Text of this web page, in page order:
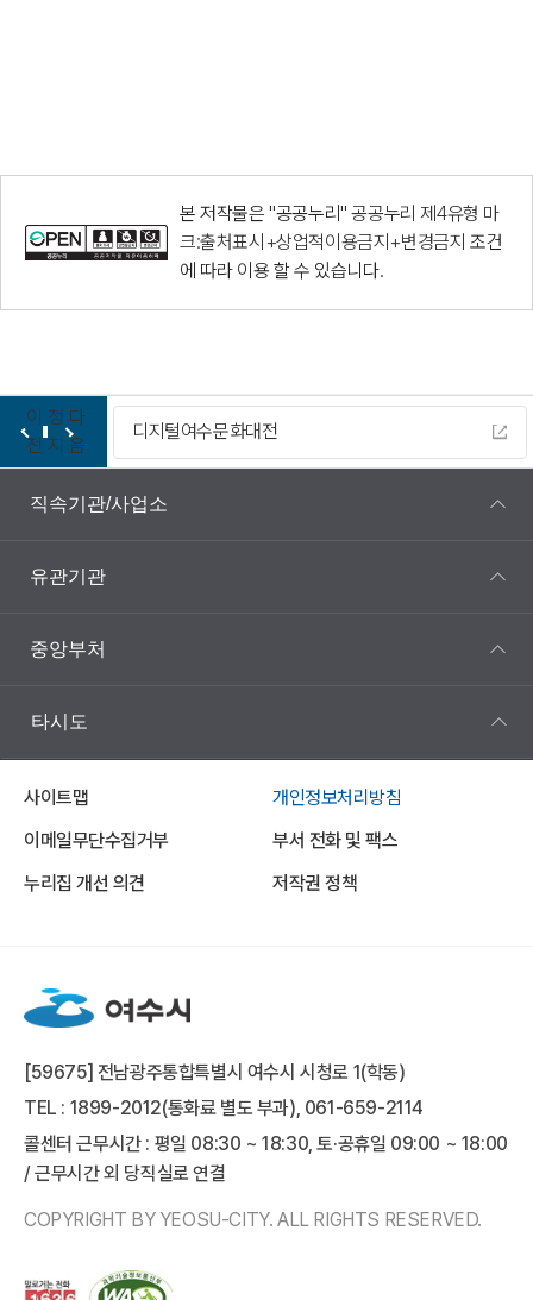
본 저작물은 "공공누리"공공누리 제4유형 마
크:출처표시+상업적이용금지+변경금지 조건
에 따라 이용 할 수 있습니다.
이
전
정
지
다
음
디지털여수문화대전
직속기관/사업소
유관기관
중앙부처
타시도
사이트맵
개인정보처리방침
이메일무단수집거부
부서 전화 및 팩스
누리집 개선 의견
저작권 정책
[59675] 전남광주통합특별시 여수시 시청로 1(학동)
TEL : 1899-2012(통화료 별도 부과), 061-659-2114
콜센터 근무시간 : 평일 08:30 ~ 18:30, 토·공휴일 09:00 ~ 18:00
/ 근무시간 외 당직실로 연결
COPYRIGHT BY YEOSU-CITY. ALL RIGHTS RESERVED.